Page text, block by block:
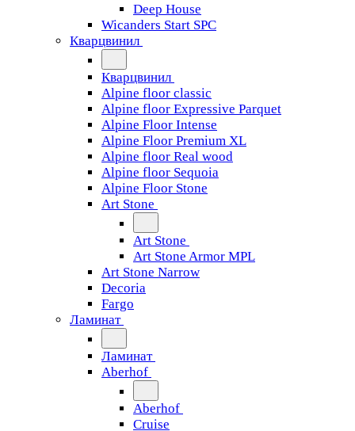
Deep House
Wicanders Start SPC
Кварцвинил
Кварцвинил
Alpine floor classic
Alpine floor Expressive Parquet
Alpine Floor Intense
Alpine Floor Premium XL
Alpine floor Real wood
Alpine floor Sequoia
Alpine Floor Stone
Art Stone
Art Stone
Art Stone Armor MPL
Art Stone Narrow
Decoria
Fargo
Ламинат
Ламинат
Aberhof
Aberhof
Cruise